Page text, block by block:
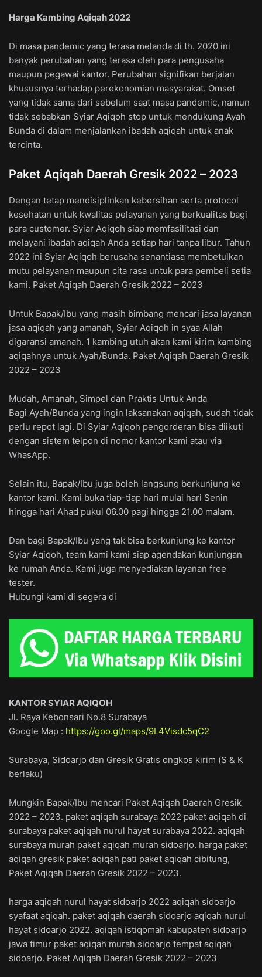
Harga Kambing Aqiqah 2022
Di masa pandemic yang terasa melanda di th. 2020 ini
banyak perubahan yang terasa oleh para pengusaha
maupun pegawai kantor. Perubahan signifikan berjalan
khususnya terhadap perekonomian masyarakat. Omset
yang tidak sama dari sebelum saat masa pandemic, namun
tidak sebabkan Syiar Aqiqoh stop untuk mendukung Ayah
Bunda di dalam menjalankan ibadah aqiqah untuk anak
tercinta.
Paket Aqiqah Daerah Gresik 2022 – 2023
Dengan tetap mendisiplinkan kebersihan serta protocol
kesehatan untuk kwalitas pelayanan yang berkualitas bagi
para customer. Syiar Aqiqoh siap memfasilitasi dan
melayani ibadah aqiqah Anda setiap hari tanpa libur. Tahun
2022 ini Syiar Aqiqoh berusaha senantiasa membetulkan
mutu pelayanan maupun cita rasa untuk para pembeli setia
kami. Paket Aqiqah Daerah Gresik 2022 – 2023
Untuk Bapak/Ibu yang masih bimbang mencari jasa layanan
jasa aqiqah yang amanah, Syiar Aqiqoh in syaa Allah
digaransi amanah. 1 kambing utuh akan kami kirim kambing
aqiqahnya untuk Ayah/Bunda. Paket Aqiqah Daerah Gresik
2022 – 2023
Mudah, Amanah, Simpel dan Praktis Untuk Anda
Bagi Ayah/Bunda yang ingin laksanakan aqiqah, sudah tidak
perlu repot lagi. Di Syiar Aqiqoh pengorderan bisa diikuti
dengan sistem telpon di nomor kantor kami atau via
WhasApp.
Selain itu, Bapak/Ibu juga boleh langsung berkunjung ke
kantor kami. Kami buka tiap-tiap hari mulai hari Senin
hingga hari Ahad pukul 06.00 pagi hingga 21.00 malam.
Dan bagi Bapak/Ibu yang tak bisa berkunjung ke kantor
Syiar Aqiqoh, team kami kami siap agendakan kunjungan
ke rumah Anda. Kami juga menyediakan layanan free
tester.
Hubungi kami di segera di
KANTOR SYIAR AQIQOH
Jl. Raya Kebonsari No.8 Surabaya
Google Map : https://goo.gl/maps/9L4Visdc5qC2
Surabaya, Sidoarjo dan Gresik Gratis ongkos kirim (S & K
berlaku)
Mungkin Bapak/Ibu mencari Paket Aqiqah Daerah Gresik
2022 – 2023. paket aqiqah surabaya 2022 paket aqiqah di
surabaya paket aqiqah nurul hayat surabaya 2022. aqiqah
surabaya murah paket aqiqah murah sidoarjo. harga paket
aqiqah gresik paket aqiqah pati paket aqiqah cibitung,
Paket Aqiqah Daerah Gresik 2022 – 2023.
harga aqiqah nurul hayat sidoarjo 2022 aqiqah sidoarjo
syafaat aqiqah. paket aqiqah daerah sidoarjo aqiqah nurul
hayat sidoarjo 2022. aqiqah istiqomah kabupaten sidoarjo
jawa timur paket aqiqah murah sidoarjo tempat aqiqah
sidoarjo. Paket Aqiqah Daerah Gresik 2022 – 2023